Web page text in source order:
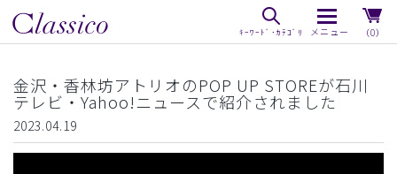
（0）
金沢・香林坊アトリオのPOP UP STOREが石川
テレビ・Yahoo!ニュースで紹介されました
2023.04.19